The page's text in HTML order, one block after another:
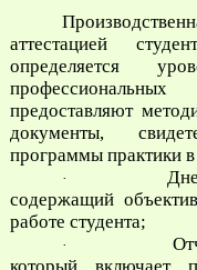
аттестацией
определяется
предоставляют
документы,
программы практики
·
содержащий
работе студента;
·